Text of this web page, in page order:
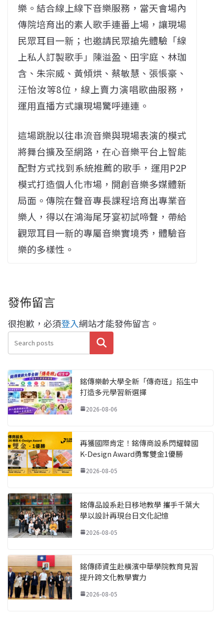
樂。結合線上線下音樂服務，當天會場內
傳院培育出的素人歌手連番上場，讓現場
民眾耳目一新；也邀請民眾搶先體驗「線
上私人訂製歌手」陳溢盈、田宇庭、林珈
含、朱宗威、黃傾烘、蔡敏慧、張悵豪、
汪怡汝等8位，線上賣力演唱歌曲服務，
運用直播方式讓現場驚呼連連。
這場跳脫以往串流音樂與現場表演的模式
將舞台擴及至網路，在心音樂平台上智能
配對方式找到系統推薦的歌手，運用P2P
模式打造個人化市場，開創音樂多媒體新
局面。傳院在聲音專長課程培育出專業音
樂人，得以在鴻海尾牙宴初試啼聲，帶給
觀眾耳目一新的專屬音樂實境秀，體驗音
樂的多樣性。
發佈留言
很抱歉，必須登入網站才能發佈留言。
搜尋
銘傳樂齡大學全新「傳奇班」招生中
打造多元學習新選擇
2026-08-06
再獲國際肯定！銘傳商設系閃耀韓國
K-Design Award勇奪雙金1優勝
2026-08-05
銘傳品設系赴日移地教學 攜手千葉大
學以設計再現台日文化記憶
2026-08-05
銘傳師資生赴橫濱中華學院教育見習
提升跨文化教學實力
2026-08-05